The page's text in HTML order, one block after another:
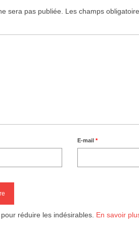
sera pas publiée. Les champs
E-mail*
réduire les indésirables. En savoir